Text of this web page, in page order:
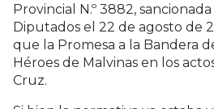
Provincial N.º 3882,
Diputados el 22 de agosto de
que la Promesa a la Bandera
Héroes de Malvinas en los
Cruz.